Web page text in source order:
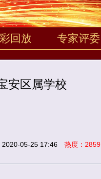
回放 专家评委
安区属学校
2020-05-25 17:46 热度：2859